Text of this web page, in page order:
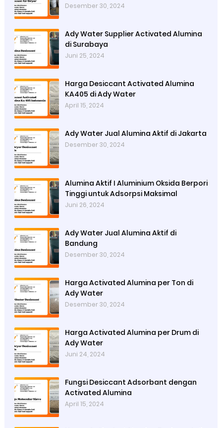
Desember 30, 2024
Ady Water Supplier Activated Alumina
di Surabaya
Juni 25, 2024
Harga Desiccant Activated Alumina
KA405 di Ady Water
April 15, 2024
Ady Water Jual Alumina Aktif di Jakarta
Desember 30, 2024
Alumina Aktif I Aluminium Oksida Berpori
Tinggi untuk Adsorpsi Maksimal
Juni 26, 2024
Ady Water Jual Alumina Aktif di
Bandung
Desember 30, 2024
Harga Activated Alumina per Ton di
Ady Water
Desember 30, 2024
Harga Activated Alumina per Drum di
Ady Water
Juni 24, 2024
Fungsi Desiccant Adsorbant dengan
Activated Alumina
April 15, 2024